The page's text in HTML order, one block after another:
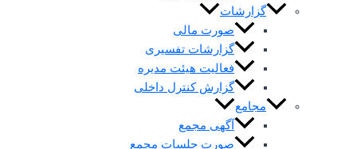
گزارشات
صورت مالی
گزارشات تفسیری
فعالیت هیئت مدیره
گزارش کنترل داخلی
مجامع
آگهی مجمع
صورت جلسات مجمع